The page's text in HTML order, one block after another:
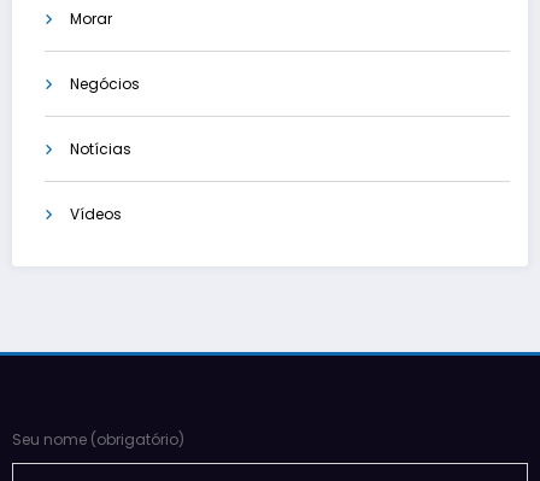
Morar
Negócios
Notícias
Vídeos
Seu nome (obrigatório)